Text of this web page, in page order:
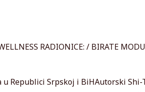
RADIONICE: / BIRATE
u Republici Srpskoj i BiHAutorski